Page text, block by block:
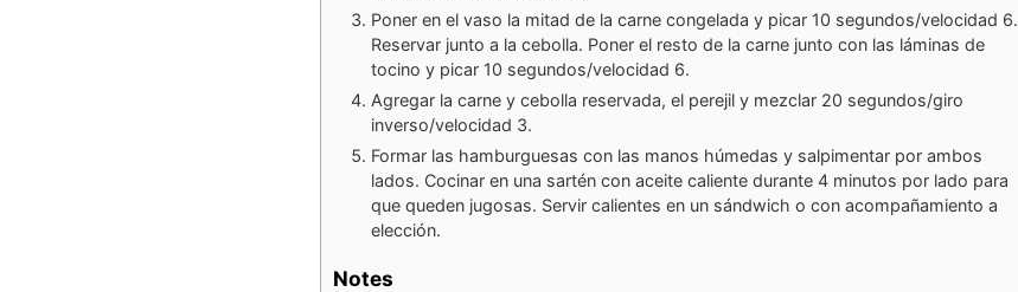
Poner en el vaso la mitad de la carne congelada y picar 10 segundos/velocidad 6.
Reservar junto a la cebolla. Poner el resto de la carne junto con las láminas de
tocino y picar 10 segundos/velocidad 6.
Agregar la carne y cebolla reservada, el perejil y mezclar 20 segundos/giro
inverso/velocidad 3.
Formar las hamburguesas con las manos húmedas y salpimentar por ambos
lados. Cocinar en una sartén con aceite caliente durante 4 minutos por lado para
que queden jugosas. Servir calientes en un sándwich o con acompañamiento a
elección.
Notes